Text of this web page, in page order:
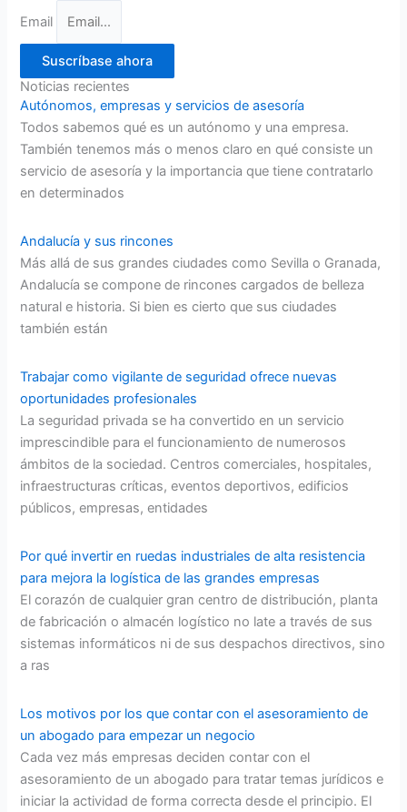
Email
Suscríbase ahora
Noticias recientes
Autónomos, empresas y servicios de asesoría
Todos sabemos qué es un autónomo y una empresa.
También tenemos más o menos claro en qué consiste un
servicio de asesoría y la importancia que tiene contratarlo
en determinados
Andalucía y sus rincones
Más allá de sus grandes ciudades como Sevilla o Granada,
Andalucía se compone de rincones cargados de belleza
natural e historia. Si bien es cierto que sus ciudades
también están
Trabajar como vigilante de seguridad ofrece nuevas
oportunidades profesionales
La seguridad privada se ha convertido en un servicio
imprescindible para el funcionamiento de numerosos
ámbitos de la sociedad. Centros comerciales, hospitales,
infraestructuras críticas, eventos deportivos, edificios
públicos, empresas, entidades
Por qué invertir en ruedas industriales de alta resistencia
para mejora la logística de las grandes empresas
El corazón de cualquier gran centro de distribución, planta
de fabricación o almacén logístico no late a través de sus
sistemas informáticos ni de sus despachos directivos, sino
a ras
Los motivos por los que contar con el asesoramiento de
un abogado para empezar un negocio
Cada vez más empresas deciden contar con el
asesoramiento de un abogado para tratar temas jurídicos e
iniciar la actividad de forma correcta desde el principio. El